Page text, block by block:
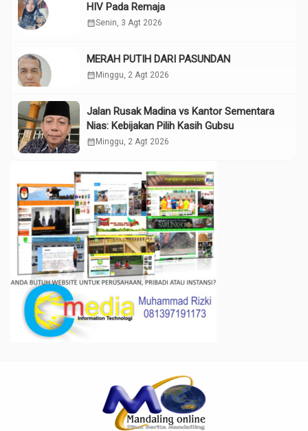
HIV Pada Remaja
calendar_monthSenin, 3 Agt 2026
MERAH PUTIH DARI PASUNDAN
calendar_month Minggu, 2 Agt 2026
Jalan Rusak Madina vs Kantor Sementara
Nias: Kebijakan Pilih Kasih Gubsu
calendar_month Minggu, 2 Agt 2026